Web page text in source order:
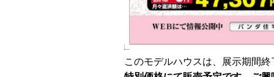
このモデルハウスは、展示期間終